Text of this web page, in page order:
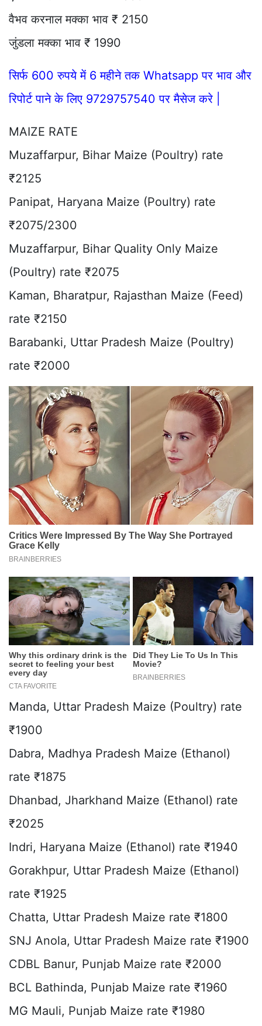
वैभव करनाल मक्का भाव ₹ 2150
जुंडला मक्का भाव ₹ 1990
सिर्फ 600 रुपये में 6 महीने तक Whatsapp पर भाव और
रिपोर्ट पाने के लिए 9729757540 पर मैसेज करे |
MAIZE RATE
Muzaffarpur, Bihar Maize (Poultry) rate
₹2125
Panipat, Haryana Maize (Poultry) rate
₹2075/2300
Muzaffarpur, Bihar Quality Only Maize
(Poultry) rate ₹2075
Kaman, Bharatpur, Rajasthan Maize (Feed)
rate ₹2150
Barabanki, Uttar Pradesh Maize (Poultry)
rate ₹2000
Manda, Uttar Pradesh Maize (Poultry) rate
₹1900
Dabra, Madhya Pradesh Maize (Ethanol)
rate ₹1875
Dhanbad, Jharkhand Maize (Ethanol) rate
₹2025
Indri, Haryana Maize (Ethanol) rate ₹1940
Gorakhpur, Uttar Pradesh Maize (Ethanol)
rate ₹1925
Chatta, Uttar Pradesh Maize rate ₹1800
SNJ Anola, Uttar Pradesh Maize rate ₹1900
CDBL Banur, Punjab Maize rate ₹2000
BCL Bathinda, Punjab Maize rate ₹1960
MG Mauli, Punjab Maize rate ₹1980